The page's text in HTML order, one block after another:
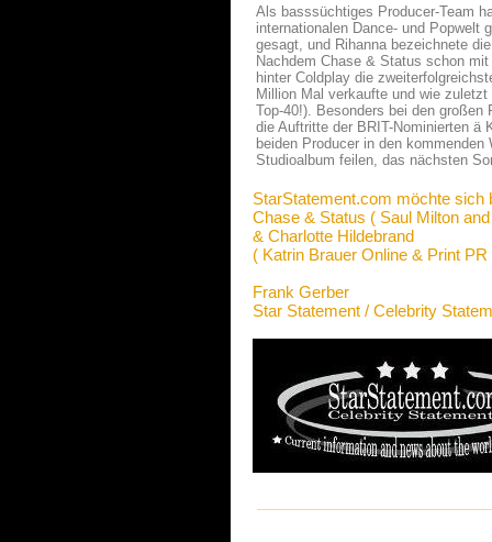
Als basssüchtiges Producer-Team
internationalen Dance- und Popwelt
gesagt, und Rihanna bezeichnete
Nachdem Chase & Status schon
hinter Coldplay die
Million Mal verkaufte und wie
Top-40!). Besonders bei den
die Auftritte der BRIT-Nominierten ä
beiden Producer in den
Studioalbum feilen, das nächsten
StarStatement.com möchte sich
Chase & Status ( Saul Milton
& Charlotte Hildebrand
( Katrin Brauer Online & Print PR
Frank Gerber
Star Statement / Celebrity